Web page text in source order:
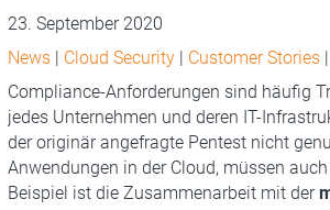
23. September 2020
News| Cloud Security| Customer Stories|
Compliance-Anforderungen sind häufig
jedes Unternehmen und deren IT-
der originär angefragte Pentest nicht
Anwendungen in der Cloud, müssen
Beispiel ist die Zusammenarbeit mit der